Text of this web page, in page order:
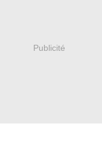
Publicité